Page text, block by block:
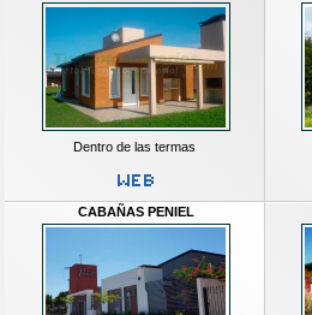
Dentro de las termas
CABAÑAS PENIEL